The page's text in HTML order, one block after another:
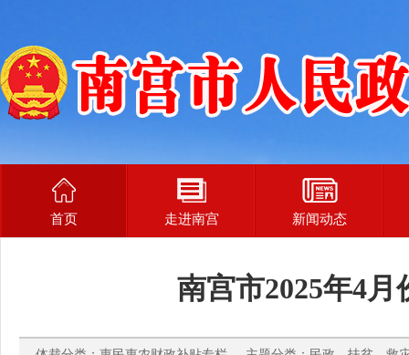
首页 走进南宫 新闻动态
南宫市2025年4